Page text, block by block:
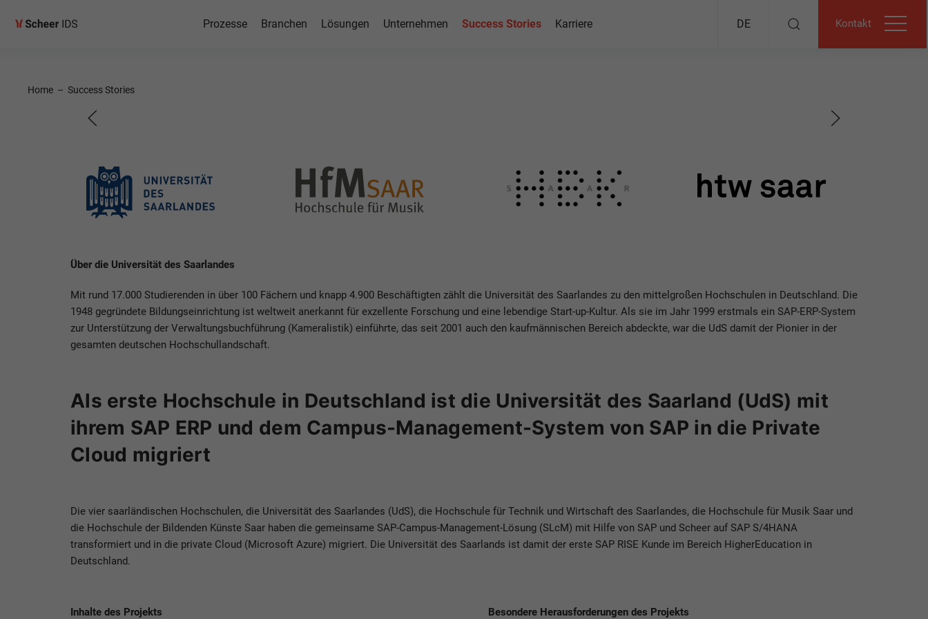
Prozesse Branchen Lösungen Unternehmen Success Stories Karriere DE Kontakt
Home – Success Stories
Über die Universität des Saarlandes
Mit rund 17.000 Studierenden in über 100 Fächern und knapp 4.900 Beschäftigten zählt die Universität des Saarlandes zu den mittelgroßen Hochschulen in Deutschland. Die
1948 gegründete Bildungseinrichtung ist weltweit anerkannt für exzellente Forschung und eine lebendige Start-up-Kultur. Als sie im Jahr 1999 erstmals ein SAP-ERP-System
zur Unterstützung der Verwaltungsbuchführung (Kameralistik) einführte, das seit 2001 auch den kaufmännischen Bereich abdeckte, war die UdS damit der Pionier in der
gesamten deutschen Hochschullandschaft.
Als erste Hochschule in Deutschland ist die Universität des Saarland (UdS) mit
ihrem SAP ERP und dem Campus-Management-System von SAP in die Private
Cloud migriert
Die vier saarländischen Hochschulen, die Universität des Saarlandes (UdS), die Hochschule für Technik und Wirtschaft des Saarlandes, die Hochschule für Musik Saar und
die Hochschule der Bildenden Künste Saar haben die gemeinsame SAP-Campus-Management-Lösung (SLcM) mit Hilfe von SAP und Scheer auf SAP S/4HANA
transformiert und in die private Cloud (Microsoft Azure) migriert. Die Universität des Saarlands ist damit der erste SAP RISE Kunde im Bereich HigherEducation in
Deutschland.
Inhalte des Projekts Besondere Herausforderungen des Projekts